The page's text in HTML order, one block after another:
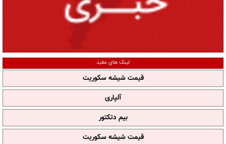
لینک های مفید
قیمت شیشه سکوریت
آلپاری
بیم دتکتور
قیمت شیشه سکوریت